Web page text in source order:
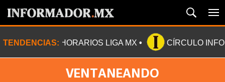
TENDENCIAS: HORARIOS LIGA MX CÍRCULO
VENTANEANDO